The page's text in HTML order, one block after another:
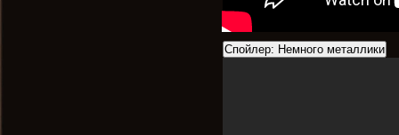
Спойлер: Немного металлики